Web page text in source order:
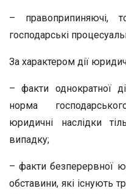
– правоприпиняючі,
господарські
За характером дії
– факти однократної
норма
юридичні наслідки
випадку;
– факти безперервної
обставини, які існують